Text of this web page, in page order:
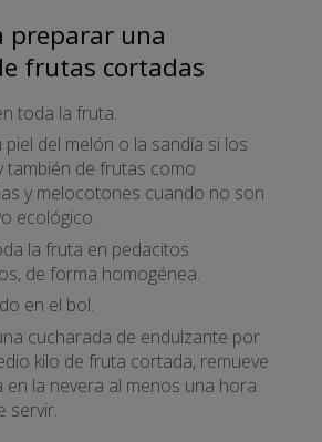
preparar una
frutas cortadas
toda la fruta.
piel del melón o la sandía si los
también de frutas como
y melocotones cuando no son
ecológico.
la fruta en pedacitos
de forma homogénea.
en el bol.
cucharada de endulzante por
kilo de fruta cortada, remueve
en la nevera al menos una hora
servir.